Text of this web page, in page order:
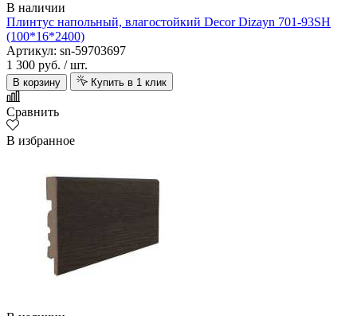
В наличии
Плинтус напольный, влагостойкий Decor Dizayn 701-93SH
(100*16*2400)
Артикул: sn-59703697
1 300 руб. / шт.
В корзину Купить в 1 клик
Сравнить
В избранное